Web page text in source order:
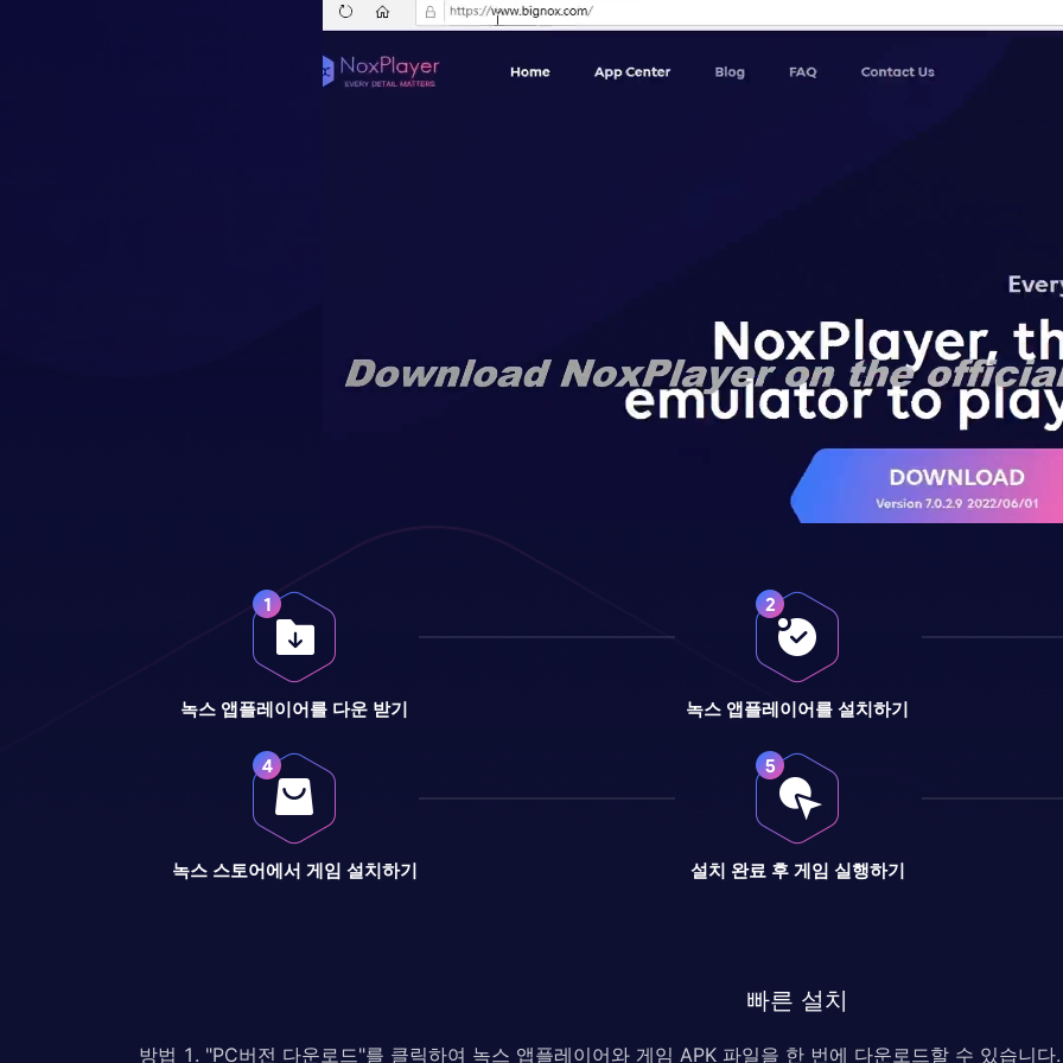
녹스 앱플레이어를 다운 받기 녹스 앱플레이어를 설치하기
녹스 스토어에서 게임 설치하기 설치 완료 후 게임 실행하기
빠른 설치
방법 1. "PC버전 다운로드"를 클릭하여 녹스 앱플레이어와 게임 APK 파일을 한 번에 다운로드할 수 있습니